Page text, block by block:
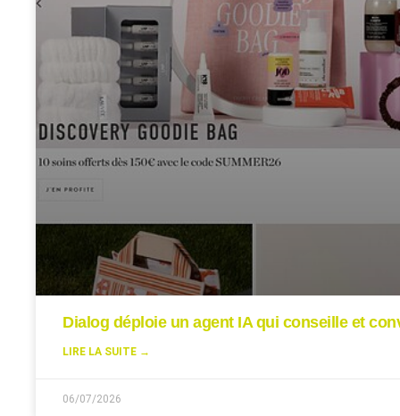
Dialog déploie un agent IA qui conseille et
LIRE LA SUITE →
06/07/2026